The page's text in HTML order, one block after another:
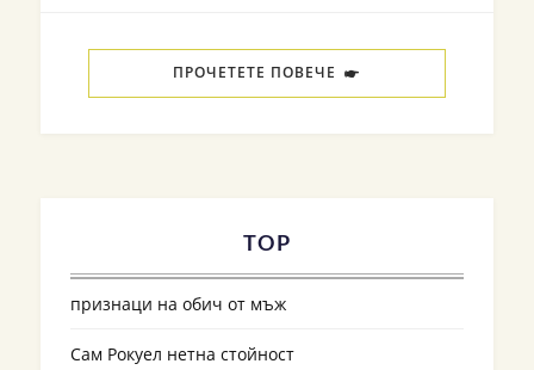
ПРОЧЕТЕТЕ ПОВЕЧЕ
TOP
признаци на обич от мъж
Сам Рокуел нетна стойност